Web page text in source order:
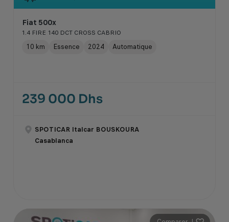
Fiat 500x
1.4 FIRE 140 DCT CROSS CABRIO
10 km Essence 2024 Automatique
239 000 Dhs
SPOTICAR Italcar BOUSKOURA
Casablanca